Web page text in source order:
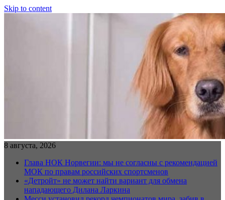
Skip to content
8 августа, 2026
Глава НОК Норвегии: мы не согласны с рекомендацией
МОК по правам российских спортсменов
«Детройт» не может найти вариант для обмена
нападающего Дилана Ларкина